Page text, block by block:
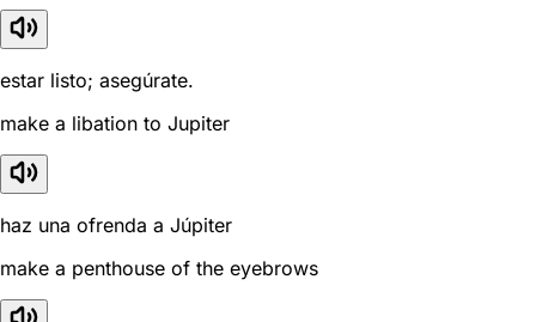
estar listo; asegúrate.
make a libation to Jupiter
haz una ofrenda a Júpiter
make a penthouse of the eyebrows